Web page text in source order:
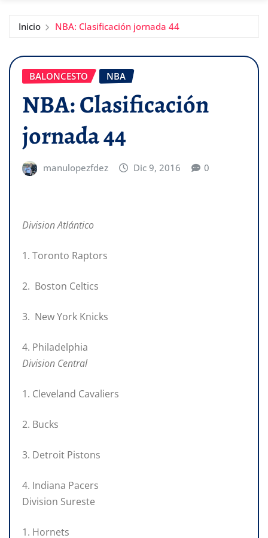
Inicio NBA: Clasificación jornada 44
BALONCESTO NBA
NBA: Clasificación
jornada 44
manulopezfdez Dic 9, 2016 0
Division Atlántico
1. Toronto Raptors
2. Boston Celtics
3. New York Knicks
4. Philadelphia
Division Central
1. Cleveland Cavaliers
2. Bucks
3. Detroit Pistons
4. Indiana Pacers
Division Sureste
1. Hornets